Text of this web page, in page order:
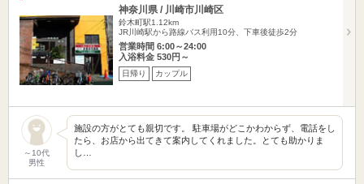
神奈川県 / 川崎市川崎区
鈴木町駅1.12km
JR川崎駅から路線バス利用10分、下車後徒歩2分
営業時間 6:00～24:00
入浴料金 530円～
日帰り カップル
～10代
男性
施設の方がとても親切です。 駐車場がどこかわからず、電話をし
たら、お店から出てきて案内してくれました。とても助かりま
し…